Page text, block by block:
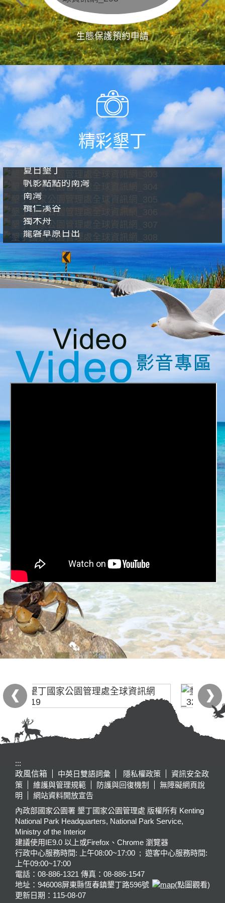
生態保護預約申請
精彩墾丁
夏日墾丁
帆影點點的南灣
南灣
欖仁溪谷
獨木舟
龍磐草原日出
:::
政風信箱
中英日雙語詞彙 隱私權政策
資訊安全政
策
維護與管理規範 防護與回復機制
無障礙網頁說
明
網站資料開放宣告
內政部國家公園署 墾丁國家公園管理處 版權所有 Kenting
National Park Headquarters, National Park Service,
Ministry of the Interior
建議使用IE9.0 以上或Firefox、Chrome 瀏覽器
行政中心服務時間: 上午08:00~17:00 ; 遊客中心服務時間:
上午09:00~17:00
電話：08-886-1321 傳真：08-886-1547
地址：946008屏東縣恆春鎮墾丁路596號
(點圖觀看)
更新日期： 115-08-07